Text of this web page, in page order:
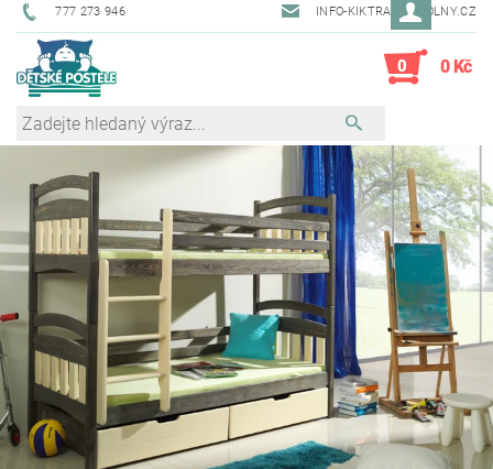
777 273 946 INFO-KIKTRADE@VOLNY.CZ
0 0 Kč